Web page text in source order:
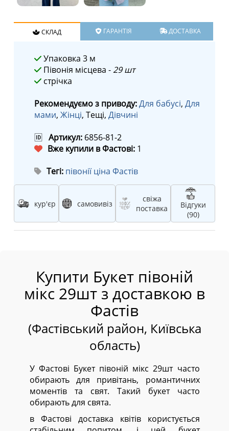
СКЛАД ГАРАНТІЯ ДОСТАВКА
Упаковка 3 м
Півонія місцева -29 шт
стрічка
Рекомендуємо з приводу:Для бабусі, Для
мами, Жінці, Тещі, Дівчині
🆔 Артикул: 6856-81-2
Вже купили в Фастові: 1
Тегі: півонії ціна Фастів
кур'єр самовивіз
свіжа
поставка
Відгуки
(90)
Купити Букет півоній
мікс 29шт з доставкою в
Фастів
(Фастівський район, Київська
область)
У Фастові Букет півоній мікс 29шт часто
обирають для привітань, романтичних
моментів та свят. Такий букет часто
обирають для свята.
в Фастові доставка квітів користується